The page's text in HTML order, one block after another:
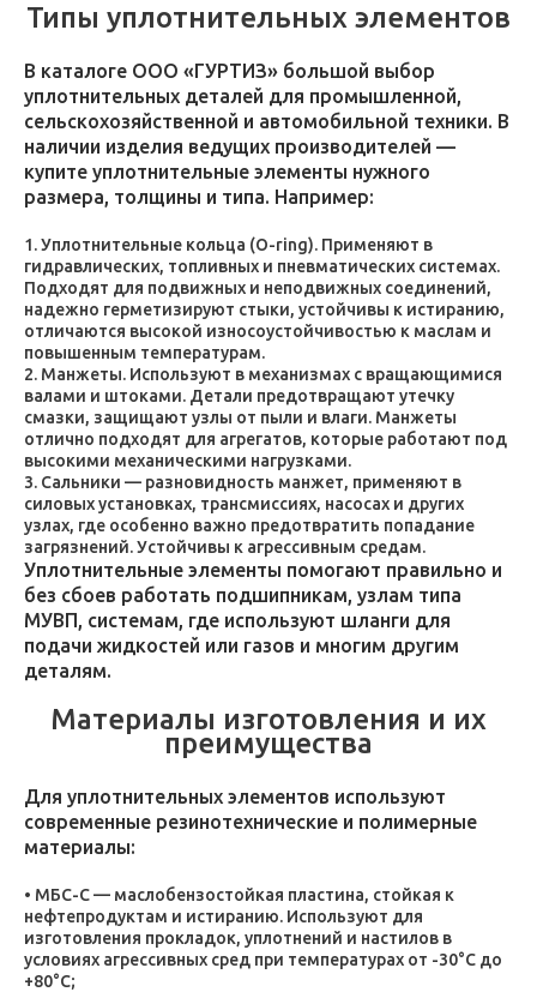
Типы уплотнительных элементов
В каталоге ООО «ГУРТИЗ» большой выбор
уплотнительных деталей для промышленной,
сельскохозяйственной и автомобильной техники. В
наличии изделия ведущих производителей —
купите уплотнительные элементы нужного
размера, толщины и типа. Например:
Уплотнительные кольца (O-ring). Применяют в
гидравлических, топливных и пневматических системах.
Подходят для подвижных и неподвижных соединений,
надежно герметизируют стыки, устойчивы к истиранию,
отличаются высокой износоустойчивостью к маслам и
повышенным температурам.
Манжеты. Используют в механизмах с вращающимися
валами и штоками. Детали предотвращают утечку
смазки, защищают узлы от пыли и влаги. Манжеты
отлично подходят для агрегатов, которые работают под
высокими механическими нагрузками.
Сальники — разновидность манжет, применяют в
силовых установках, трансмиссиях, насосах и других
узлах, где особенно важно предотвратить попадание
загрязнений. Устойчивы к агрессивным средам.
Уплотнительные элементы помогают правильно и
без сбоев работать подшипникам, узлам типа
МУВП, системам, где используют шланги для
подачи жидкостей или газов и многим другим
деталям.
Материалы изготовления и их
преимущества
Для уплотнительных элементов используют
современные резинотехнические и полимерные
материалы:
МБС-С — маслобензостойкая пластина, стойкая к
нефтепродуктам и истиранию. Используют для
изготовления прокладок, уплотнений и настилов в
условиях агрессивных сред при температурах от -30°C до
+80°C;